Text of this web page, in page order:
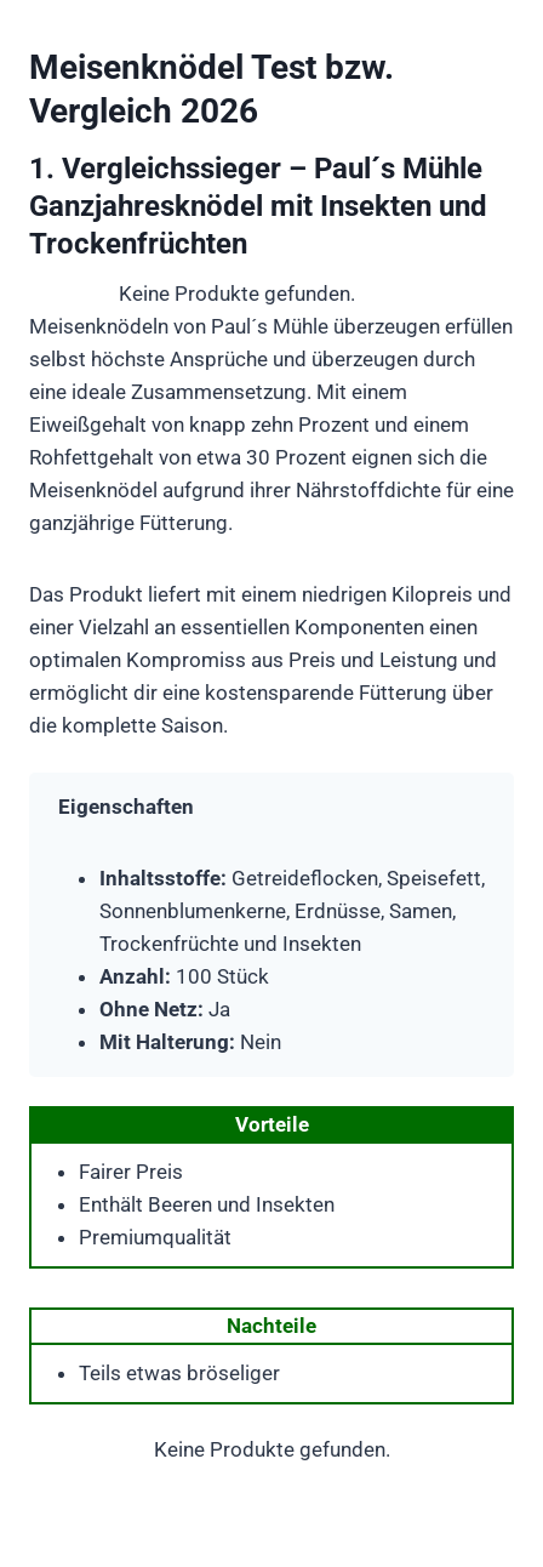
Meisenknödel Test bzw.
Vergleich 2026
1. Vergleichssieger – Paul´s Mühle
Ganzjahresknödel mit Insekten und
Trockenfrüchten
Keine Produkte gefunden.
Meisenknödeln von Paul´s Mühle überzeugen erfüllen
selbst höchste Ansprüche und überzeugen durch
eine ideale Zusammensetzung. Mit einem
Eiweißgehalt von knapp zehn Prozent und einem
Rohfettgehalt von etwa 30 Prozent eignen sich die
Meisenknödel aufgrund ihrer Nährstoffdichte für eine
ganzjährige Fütterung.
Das Produkt liefert mit einem niedrigen Kilopreis und
einer Vielzahl an essentiellen Komponenten einen
optimalen Kompromiss aus Preis und Leistung und
ermöglicht dir eine kostensparende Fütterung über
die komplette Saison.
Eigenschaften
Inhaltsstoffe: Getreideflocken, Speisefett,
Sonnenblumenkerne, Erdnüsse, Samen,
Trockenfrüchte und Insekten
Anzahl: 100 Stück
Ohne Netz: Ja
Mit Halterung: Nein
Vorteile
Fairer Preis
Enthält Beeren und Insekten
Premiumqualität
Nachteile
Teils etwas bröseliger
Keine Produkte gefunden.